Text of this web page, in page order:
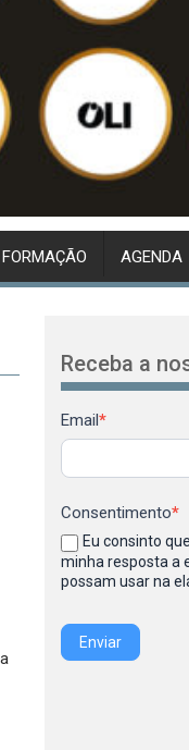
FORMAÇÃO AGENDA
Receba a
Newsletter
Email *
Consentimento*
Eu consinto
minha resposta a
possam usar na
Enviar